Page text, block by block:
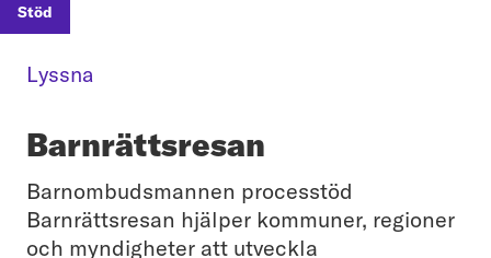
Stöd
Lyssna
Barnrättsresan
Barnombudsmannen processtöd
Barnrättsresan hjälper kommuner, regioner
och myndigheter att utveckla